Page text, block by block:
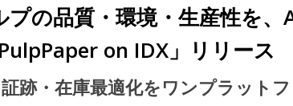
の品質・環境・生産性を、
PulpPaper on IDX」リリース
跡・在庫最適化をワンプラット